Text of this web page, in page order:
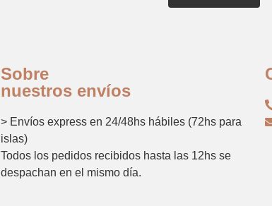
Sobre
nuestros envíos
> Envíos express en 24/48hs hábiles (72hs para
islas)
Todos los pedidos recibidos hasta las 12hs se
despachan en el mismo día.